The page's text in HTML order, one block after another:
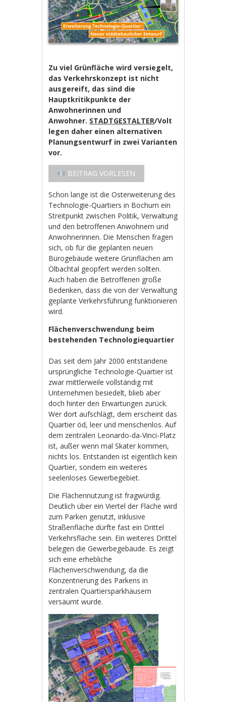
Zu viel Grünfläche wird versiegelt,
das Verkehrskonzept ist nicht
ausgereift, das sind die
Hauptkritikpunkte der
Anwohnerinnen und
Anwohner. STADTGESTALTER/Volt
legen daher einen alternativen
Planungsentwurf in zwei Varianten
vor.
BEITRAG VORLESEN
Schon lange ist die Osterweiterung des
Technologie-Quartiers in Bochum ein
Streitpunkt zwischen Politik, Verwaltung
und den betroffenen Anwohnern und
Anwohnerinnen. Die Menschen fragen
sich, ob für die geplanten neuen
Bürogebäude weitere Grünflächen am
Ölbachtal geopfert werden sollten.
Auch haben die Betroffenen große
Bedenken, dass die von der Verwaltung
geplante Verkehrsführung funktionieren
wird.
Flächenverschwendung beim
bestehenden Technologiequartier
Das seit dem Jahr 2000 entstandene
ursprüngliche Technologie-Quartier ist
zwar mittlerweile vollständig mit
Unternehmen besiedelt, blieb aber
doch hinter den Erwartungen zurück.
Wer dort aufschlägt, dem erscheint das
Quartier öd, leer und menschenlos. Auf
dem zentralen Leonardo-da-Vinci-Platz
ist, außer wenn mal Skater kommen,
nichts los. Entstanden ist eigentlich kein
Quartier, sondern ein weiteres
seelenloses Gewerbegebiet.
Die Flächennutzung ist fragwürdig.
Deutlich über ein Viertel der Fläche wird
zum Parken genutzt, inklusive
Straßenfläche dürfte fast ein Drittel
Verkehrsfläche sein. Ein weiteres Drittel
belegen die Gewerbegebäude. Es zeigt
sich eine erhebliche
Flächenverschwendung, da die
Konzentrierung des Parkens in
zentralen Quartiersparkhäusern
versäumt wurde.